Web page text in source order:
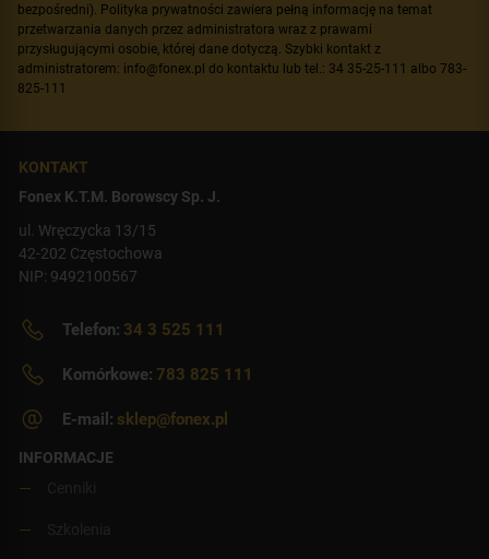
bezpośredni). Polityka prywatności zawiera pełną informację na temat
przetwarzania danych przez administratora wraz z prawami
przysługującymi osobie, której dane dotyczą. Szybki kontakt z
administratorem: info@fonex.pl do kontaktu lub tel.: 34 35-25-111 albo 783-
825-111
KONTAKT
Fonex K.T.M. Borowscy Sp. J.
ul. Wręczycka 13/15
42-202 Częstochowa
NIP: 9492100567
Telefon: 34 3 525 111
Komórkowe: 783 825 111
E-mail: sklep@fonex.pl
INFORMACJE